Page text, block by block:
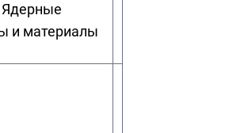
Ядерные
и материалы